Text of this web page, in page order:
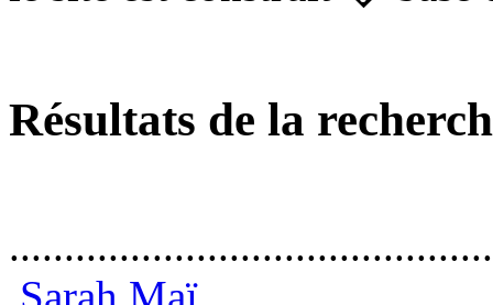
Résultats de la
Sarah Maï